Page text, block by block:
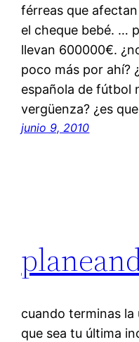
férreas que
el cheque bebé. …
llevan 600000€.
poco más por ahí?
española de fútbol
vergüenza? ¿es
junio 9, 2010
cuando terminas la
que sea tu última